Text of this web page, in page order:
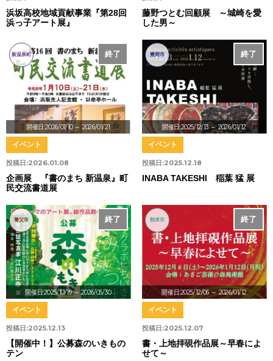
浜坂高校地域貢献事業『第28回
浜っ子アート展』
藤野つとむ回顧展 ～城崎を愛
した男～
開催日:2026/01/10 ～ 2026/01/21
終了
新温泉町
投稿日:2026.01.08
イベント
企画展 『書のまち 新温泉』町
民交流書道展
開催日:2025/12/13～ 2026/01/12
終了
豊岡市
投稿日:2025.12.18
イベント
INABA TAKESHI 稲葉 猛 展
開催日:2025/10/19～ 2026/05/30
終了
養父市
投稿日:2025.12.13
イベント
【開催中！】公募森のいきもの
テン
開催日:2025/12/06～ 2026/01/12
終了
朝来市
投稿日:2025.12.07
イベント
書・上地拝硯作品展～早春によ
せて～